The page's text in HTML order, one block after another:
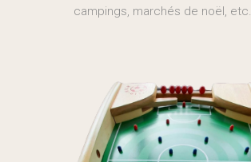
campings, marchés de noël, etc.